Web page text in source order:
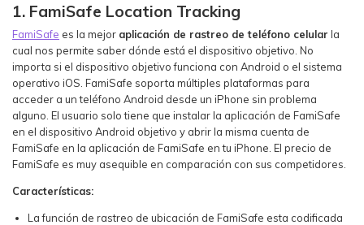
1. FamiSafe Location Tracking
FamiSafe es la mejor aplicación de rastreo de teléfono celular la
cual nos permite saber dónde está el dispositivo objetivo. No
importa si el dispositivo objetivo funciona con Android o el sistema
operativo iOS. FamiSafe soporta múltiples plataformas para
acceder a un teléfono Android desde un iPhone sin problema
alguno. El usuario solo tiene que instalar la aplicación de FamiSafe
en el dispositivo Android objetivo y abrir la misma cuenta de
FamiSafe en la aplicación de FamiSafe en tu iPhone. El precio de
FamiSafe es muy asequible en comparación con sus competidores.
Características:
La función de rastreo de ubicación de FamiSafe esta codificada